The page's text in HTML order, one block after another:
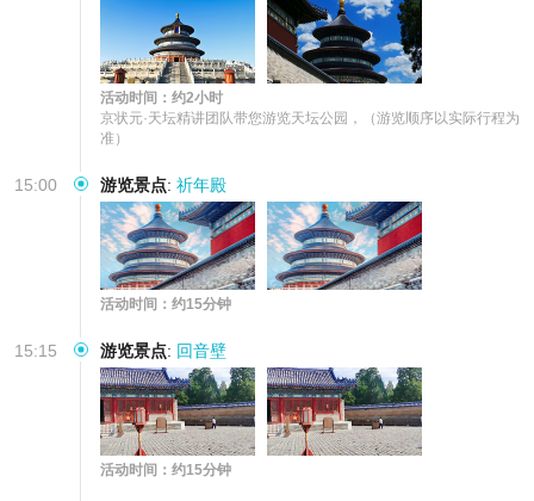
活动时间：约2小时
京状元·天坛精讲团队带您游览天坛公园，（游览顺序以实际行程为
准）
15:00 游览景点: 祈年殿
活动时间：约15分钟
15:15 游览景点: 回音壁
活动时间：约15分钟